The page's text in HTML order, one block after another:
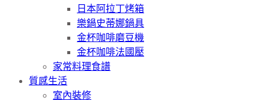
日本阿拉丁烤箱
樂鍋史蒂娜鍋具
金杯咖啡磨豆機
金杯咖啡法國壓
家常料理食譜
質感生活
室內裝修